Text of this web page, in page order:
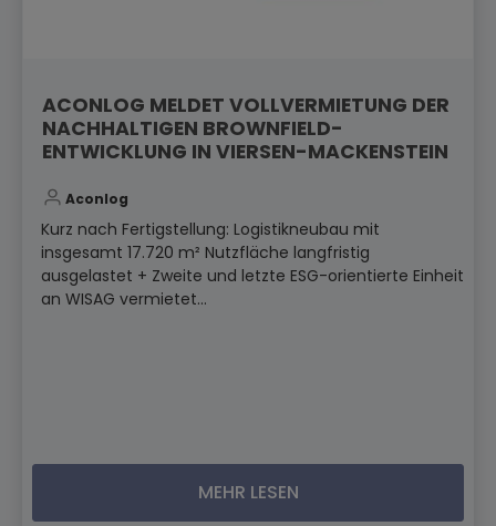
ACONLOG MELDET VOLLVERMIETUNG DER
NACHHALTIGEN BROWNFIELD-
ENTWICKLUNG IN VIERSEN-MACKENSTEIN
Aconlog
Kurz nach Fertigstellung: Logistikneubau mit
insgesamt 17.720 m² Nutzfläche langfristig
ausgelastet + Zweite und letzte ESG-orientierte Einheit
an WISAG vermietet...
MEHR LESEN